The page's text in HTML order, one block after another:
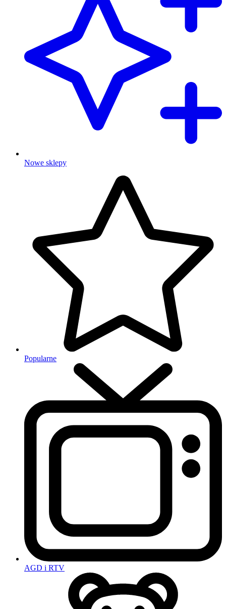
Nowe sklepy
Popularne
AGD i RTV